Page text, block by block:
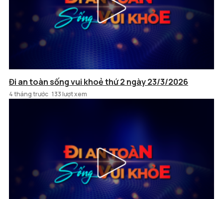
Đi an toàn sống vui khoẻ thứ 2 ngày 23/3/2026
4 tháng trước 133 lượt xem